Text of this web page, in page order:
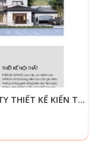
THEME WORDPRESS GIỚI THIỆU CÔNG TY THIẾT KẾ KIẾN TRÚC, NỘI THẤT GIỐNG AHOME